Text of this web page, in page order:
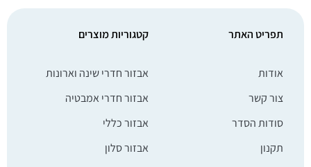
תפריט האתר
אודות
צור קשר
סודות הסדר
תקנון
קטגוריות מוצרים
אבזור חדרי שינה וארונות
אבזור חדרי אמבטיה
אבזור כללי
אבזור סלון